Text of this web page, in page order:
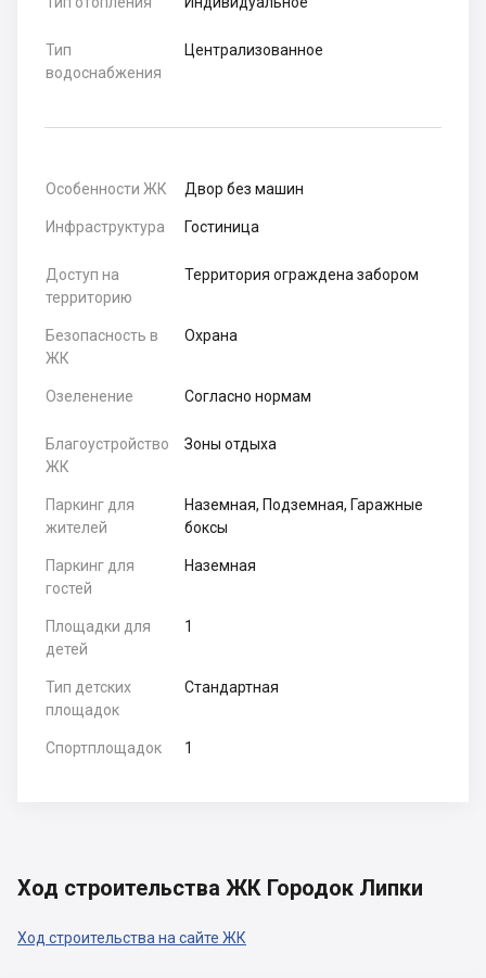
Тип
водоснабжения
Централизованное
Особенности ЖК Двор без машин
Инфраструктура Гостиница
Доступ на
территорию
Территория ограждена забором
Безопасность в
ЖК
Охрана
Озеленение Согласно нормам
Благоустройство
ЖК
Зоны отдыха
Паркинг для
жителей
Наземная, Подземная, Гаражные
боксы
Паркинг для
гостей
Наземная
Площадки для
детей
1
Тип детских
площадок
Стандартная
Спортплощадок 1
Ход строительства ЖК Городок Липки
Ход строительства на сайте ЖК